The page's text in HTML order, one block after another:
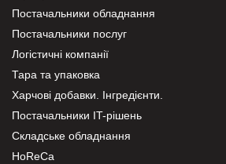
Постачальники обладнання
Постачальники послуг
Логістичні компанії
Тара та упаковка
Харчові добавки. Інгредієнти.
Постачальники IT-рішень
Складське обладнання
HoReCa